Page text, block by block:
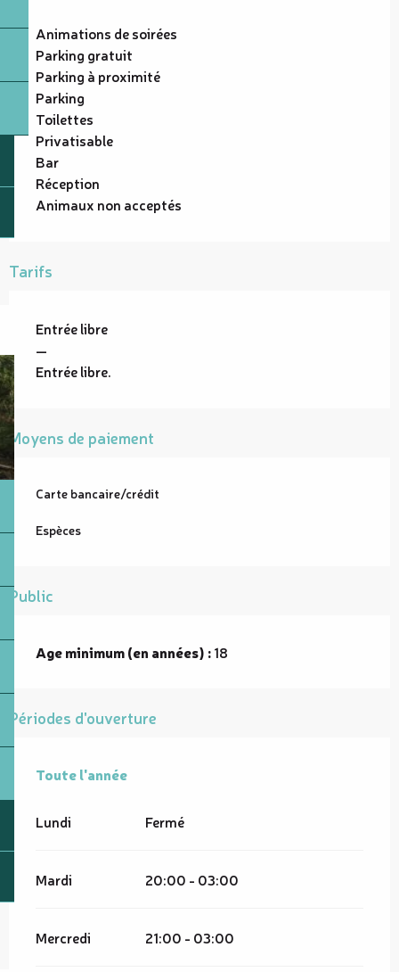
Animations de soirées
Parking gratuit
Parking à proximité
Parking
Toilettes
Privatisable
Bar
Réception
Animaux non acceptés
Tarifs
Entrée libre
—
Entrée libre.
Moyens de paiement
Carte bancaire/crédit
Espèces
Public
Age minimum (en années) :18
Périodes d'ouverture
Toute l'année
Toute l'année
Lundi Fermé
Mardi 20:00 - 03:00
Mercredi 21:00 - 03:00